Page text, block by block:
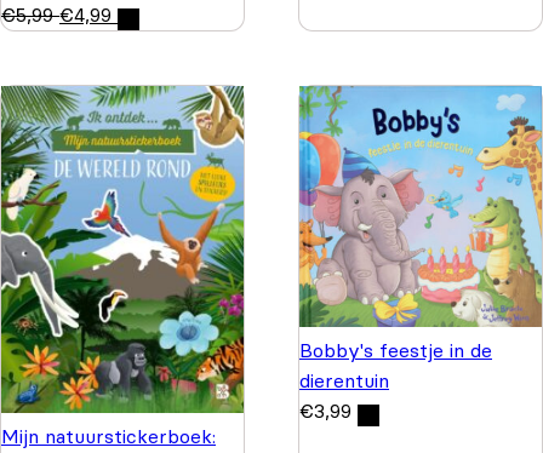
€5,99 €4,99
Mijn natuurstickerboek:
Bobby's feestje in de
dierentuin
€3,99